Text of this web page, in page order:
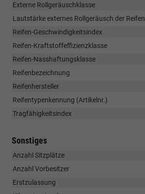
Externe Rollgeräuschklasse
Lautstärke externes Rollgeräusch der Reifen
Reifen-Geschwindigkeitsindex
Reifen-Kraftstoffeffizienzklasse
Reifen-Nasshaftungsklasse
Reifenbezeichnung
Reifenhersteller
Reifentypenkennung (Artikelnr.)
Tragfähigkeitsindex
Sonstiges
Anzahl Sitzplätze
Anzahl Vorbesitzer
Erstzulassung